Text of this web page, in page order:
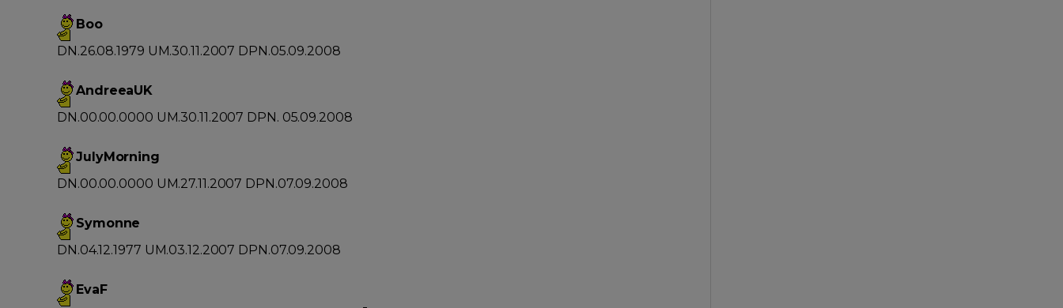
Boo
DN.26.08.1979 UM.30.11.2007 DPN.05.09.2008
AndreeaUK
DN.00.00.0000 UM.30.11.2007 DPN. 05.09.2008
JulyMorning
DN.00.00.0000 UM.27.11.2007 DPN.07.09.2008
Symonne
DN.04.12.1977 UM.03.12.2007 DPN.07.09.2008
EvaF